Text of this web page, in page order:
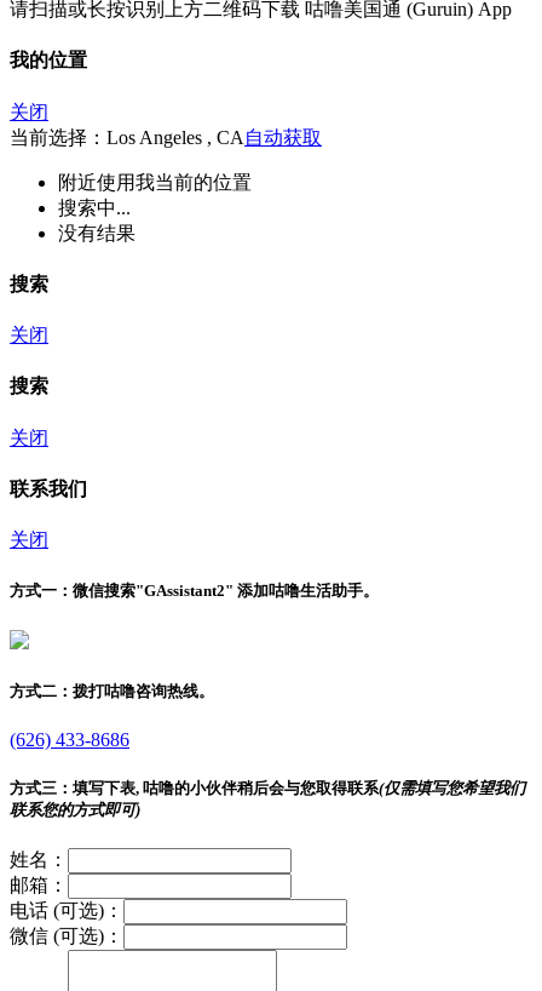
请扫描或长按识别上方二维码下载 咕噜美国通 (Guruin) App
我的位置
关闭
当前选择：Los Angeles , CA 自动获取
附近使用我当前的位置
搜索中...
没有结果
搜索
关闭
搜索
关闭
联系我们
关闭
方式一： 微信搜索"GAssistant2" 添加咕噜生活助手。
方式二： 拨打咕噜咨询热线。
(626) 433-8686
方式三： 填写下表, 咕噜的小伙伴稍后会与您取得联系(仅需填写您希望我们
联系您的方式即可)
姓名：
邮箱：
电话 (可选)：
微信 (可选)：